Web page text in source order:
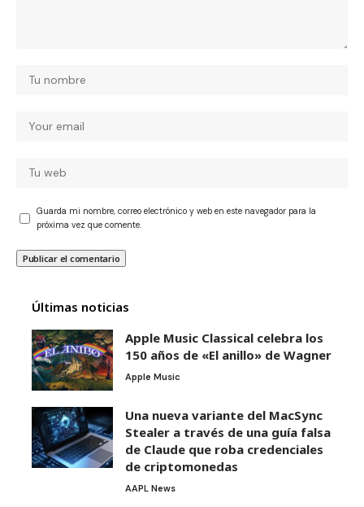
Guarda mi nombre, correo electrónico y web en este navegador para la
próxima vez que comente.
Últimas noticias
Apple Music Classical celebra los
150 años de «El anillo» de Wagner
Apple Music
Una nueva variante del MacSync
Stealer a través de una guía falsa
de Claude que roba credenciales
de criptomonedas
AAPL News